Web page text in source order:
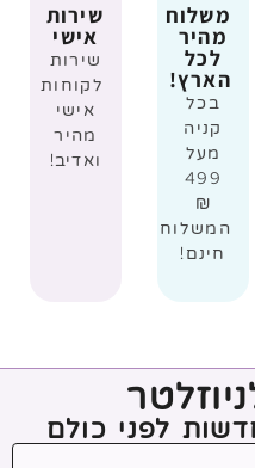
משלוח
מהיר
לכל
הארץ!
בכל
קניה
מעל
499
₪
המשלוח
חינם!
שירות
אישי
שירות
לקוחות
אישי
מהיר
ואדיב!
לפני כולם